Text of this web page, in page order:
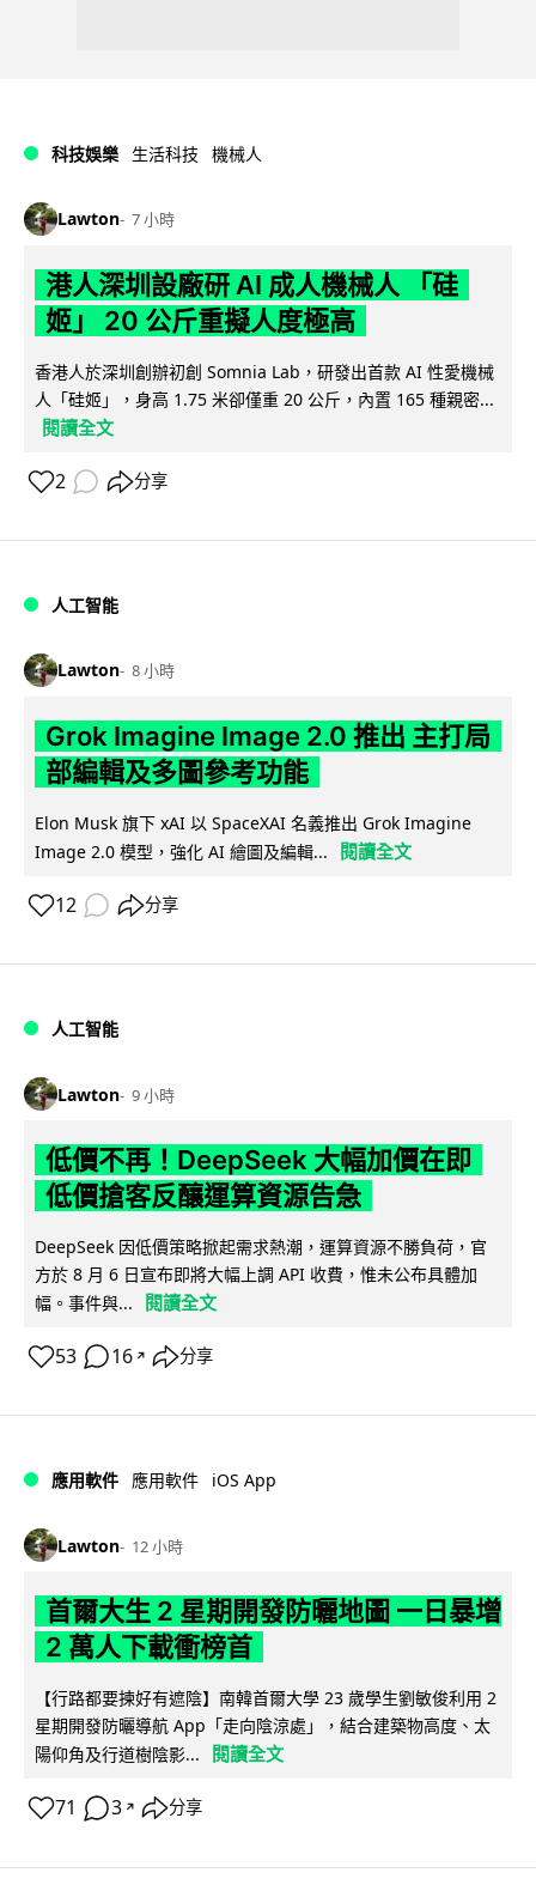
科技娛樂 生活科技 機械人
Lawton 7 小時
港人深圳設廠研 AI 成人機械人 「硅
姬」 20 公斤重擬人度極高
香港人於深圳創辦初創 Somnia Lab，研發出首款 AI 性愛機械
人「硅姬」，身高 1.75 米卻僅重 20 公斤，內置 165 種親密...
閱讀全文
2 分享
人工智能
Lawton 8 小時
Grok Imagine Image 2.0 推出 主打局
部編輯及多圖參考功能
Elon Musk 旗下 xAI 以 SpaceXAI 名義推出 Grok Imagine
Image 2.0 模型，強化 AI 繪圖及編輯...
閱讀全文
12 分享
人工智能
Lawton 9 小時
低價不再！DeepSeek 大幅加價在即
低價搶客反釀運算資源告急
DeepSeek 因低價策略掀起需求熱潮，運算資源不勝負荷，官
方於 8 月 6 日宣布即將大幅上調 API 收費，惟未公布具體加
幅。事件與...
閱讀全文
53 16 ↗ 分享
應用軟件 應用軟件 iOS App
Lawton 12 小時
首爾大生 2 星期開發防曬地圖 一日暴增
2 萬人下載衝榜首
【行路都要揀好有遮陰】南韓首爾大學 23 歲學生劉敏俊利用 2
星期開發防曬導航 App「走向陰涼處」，結合建築物高度、太
陽仰角及行道樹陰影...
閱讀全文
71 3 ↗ 分享